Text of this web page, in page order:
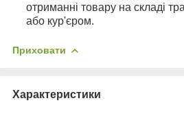
отриманні товару на складі
або кур'єром.
Приховати
Характеристики